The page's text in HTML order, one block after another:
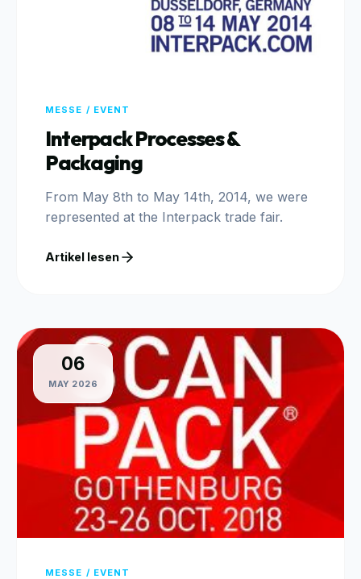
MESSE / EVENT
Interpack Processes &
Packaging
From May 8th to May 14th, 2014, we were
represented at the Interpack trade fair.
Artikel lesen
06
MAY 2026
MESSE / EVENT